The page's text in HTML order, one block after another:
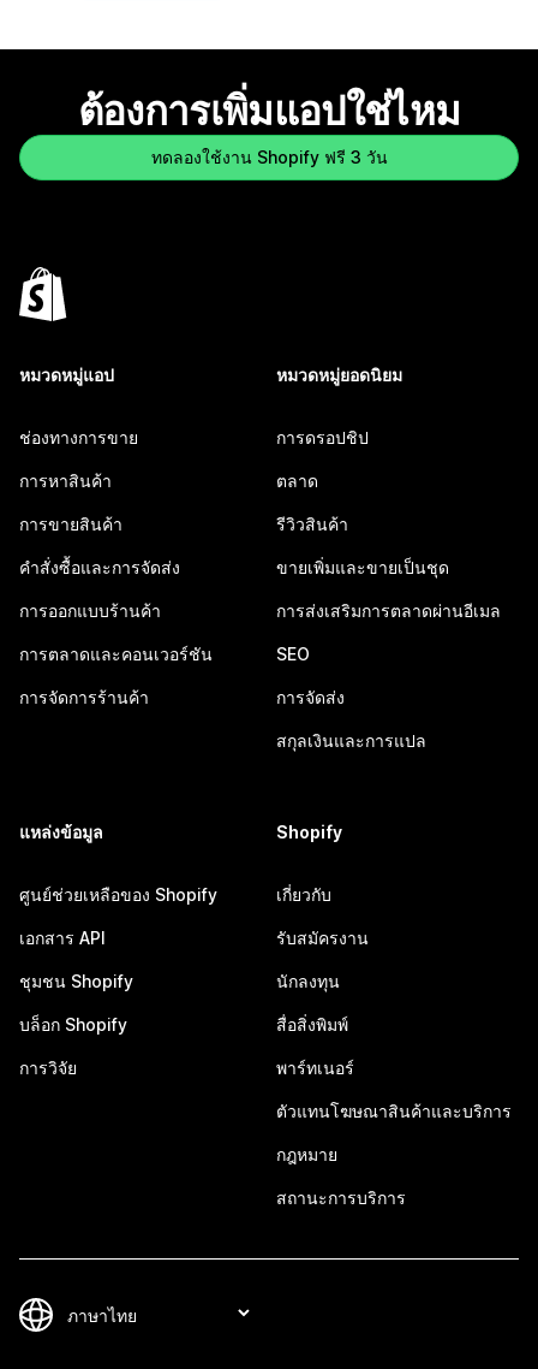
ต้องการเพิ่มแอปใช่ไหม
ทดลองใช้งาน Shopify ฟรี 3 วัน
หมวดหมู่แอป
ช่องทางการขาย
การหาสินค้า
การขายสินค้า
คำสั่งซื้อและการจัดส่ง
การออกแบบร้านค้า
การตลาดและคอนเวอร์ชัน
การจัดการร้านค้า
หมวดหมู่ยอดนิยม
การดรอปชิป
ตลาด
รีวิวสินค้า
ขายเพิ่มและขายเป็นชุด
การส่งเสริมการตลาดผ่านอีเมล
SEO
การจัดส่ง
สกุลเงินและการแปล
แหล่งข้อมูล
ศูนย์ช่วยเหลือของ Shopify
เอกสาร API
ชุมชน Shopify
บล็อก Shopify
การวิจัย
Shopify
เกี่ยวกับ
รับสมัครงาน
นักลงทุน
สื่อสิ่งพิมพ์
พาร์ทเนอร์
ตัวแทนโฆษณาสินค้าและบริการ
กฎหมาย
สถานะการบริการ